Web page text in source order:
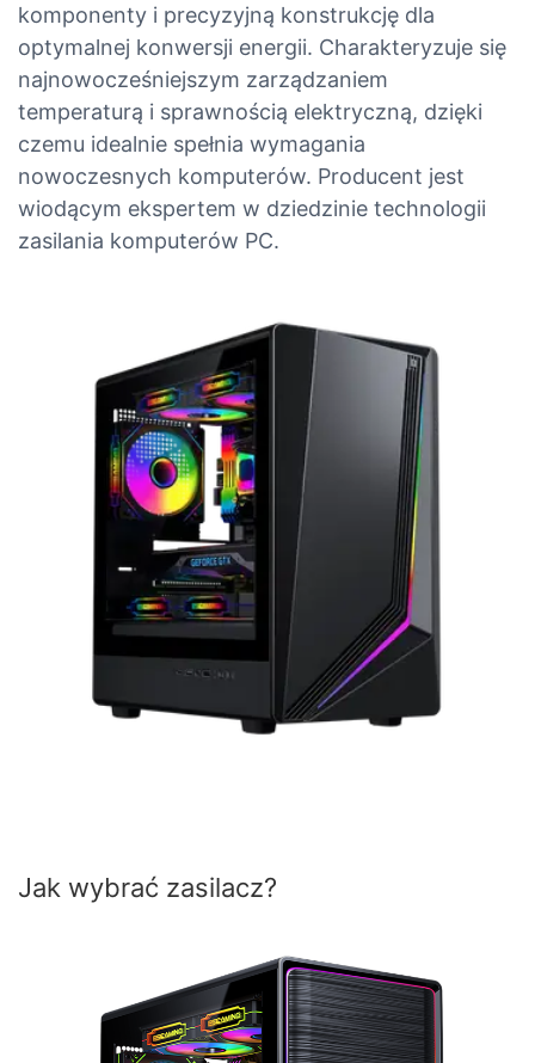
komponenty i precyzyjną konstrukcję dla
optymalnej konwersji energii. Charakteryzuje się
najnowocześniejszym zarządzaniem
temperaturą i sprawnością elektryczną, dzięki
czemu idealnie spełnia wymagania
nowoczesnych komputerów. Producent jest
wiodącym ekspertem w dziedzinie technologii
zasilania komputerów PC.
Jak wybrać zasilacz?